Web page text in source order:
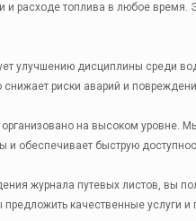
и расходе топлива в любое
улучшению дисциплины среди
риски аварий и
организовано на высоком уровне.
обеспечивает быструю
журнала путевых листов, вы
качественные услуги